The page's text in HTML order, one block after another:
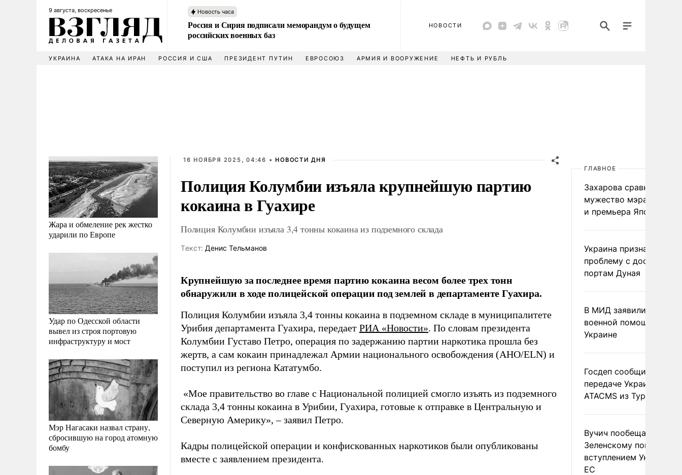
9 августа, воскресенье Новость часа
Россия и Сирия подписали меморандум о будущем
российских военных баз
НОВОСТИ
УКРАИНА АТАКА НА ИРАН РОССИЯ И США ПРЕЗИДЕНТ ПУТИН ЕВРОСОЮЗ АРМИЯ И ВООРУЖЕНИЕ НЕФТЬ И РУБЛЬ
Жара и обмеление рек жестко
ударили по Европе
Удар по Одесской области
вывел из строя портовую
инфраструктуру и мост
Мэр Нагасаки назвал страну,
сбросившую на город атомную
бомбу
16 НОЯБРЯ 2025, 04:46 • НОВОСТИ ДНЯ
Полиция Колумбии изъяла крупнейшую партию
кокаина в Гуахире
Полиция Колумбии изъяла 3,4 тонны кокаина из подземного склада
Tекст: Денис Тельманов
Крупнейшую за последнее время партию кокаина весом более трех тонн
обнаружили в ходе полицейской операции под землей в департаменте Гуахира.
Полиция Колумбии изъяла 3,4 тонны кокаина в подземном складе в муниципалитете
Урибия департамента Гуахира, передает РИА «Новости». По словам президента
Колумбии Густаво Петро, операция по задержанию партии наркотика прошла без
жертв, а сам кокаин принадлежал Армии национального освобождения (АНО/ELN) и
поступил из региона Кататумбо.
«Мое правительство во главе с Национальной полицией смогло изъять из подземного
склада 3,4 тонны кокаина в Урибии, Гуахира, готовые к отправке в Центральную и
Северную Америку», – заявил Петро.
Кадры полицейской операции и конфискованных наркотиков были опубликованы
вместе с заявлением президента.
ГЛАВНОЕ
Захарова сравнила
мужество мэра
и премьера Японии
Украина признала
проблему с доступом к
портам Дуная
В МИД заявили о
военной помощи
Украине
Госдеп сообщил о
передаче Украине
ATACMS из Турции
Вучич пообещал
Зеленскому помочь со
вступлением Украины в
ЕС